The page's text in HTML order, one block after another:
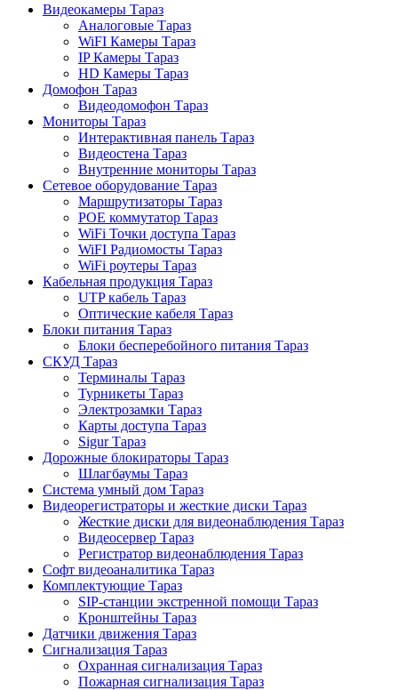
Видеокамеры Тараз
Аналоговые Тараз
WiFI Камеры Тараз
IP Камеры Тараз
HD Камеры Тараз
Домофон Тараз
Видеодомофон Тараз
Мониторы Тараз
Интерактивная панель Тараз
Видеостена Тараз
Внутренние мониторы Тараз
Сетевое оборудование Тараз
Маршрутизаторы Тараз
POE коммутатор Тараз
WiFi Точки доступа Тараз
WiFI Радиомосты Тараз
WiFi роутеры Тараз
Кабельная продукция Тараз
UTP кабель Тараз
Оптические кабеля Тараз
Блоки питания Тараз
Блоки бесперебойного питания Тараз
СКУД Тараз
Терминалы Тараз
Турникеты Тараз
Электрозамки Тараз
Карты доступа Тараз
Sigur Тараз
Дорожные блокираторы Тараз
Шлагбаумы Тараз
Система умный дом Тараз
Видеорегистраторы и жесткие диски Тараз
Жесткие диски для видеонаблюдения Тараз
Видеосервер Тараз
Регистратор видеонаблюдения Тараз
Софт видеоаналитика Тараз
Комплектующие Тараз
SIP-станции экстренной помощи Тараз
Кронштейны Тараз
Датчики движения Тараз
Сигнализация Тараз
Охранная сигнализация Тараз
Пожарная сигнализация Тараз